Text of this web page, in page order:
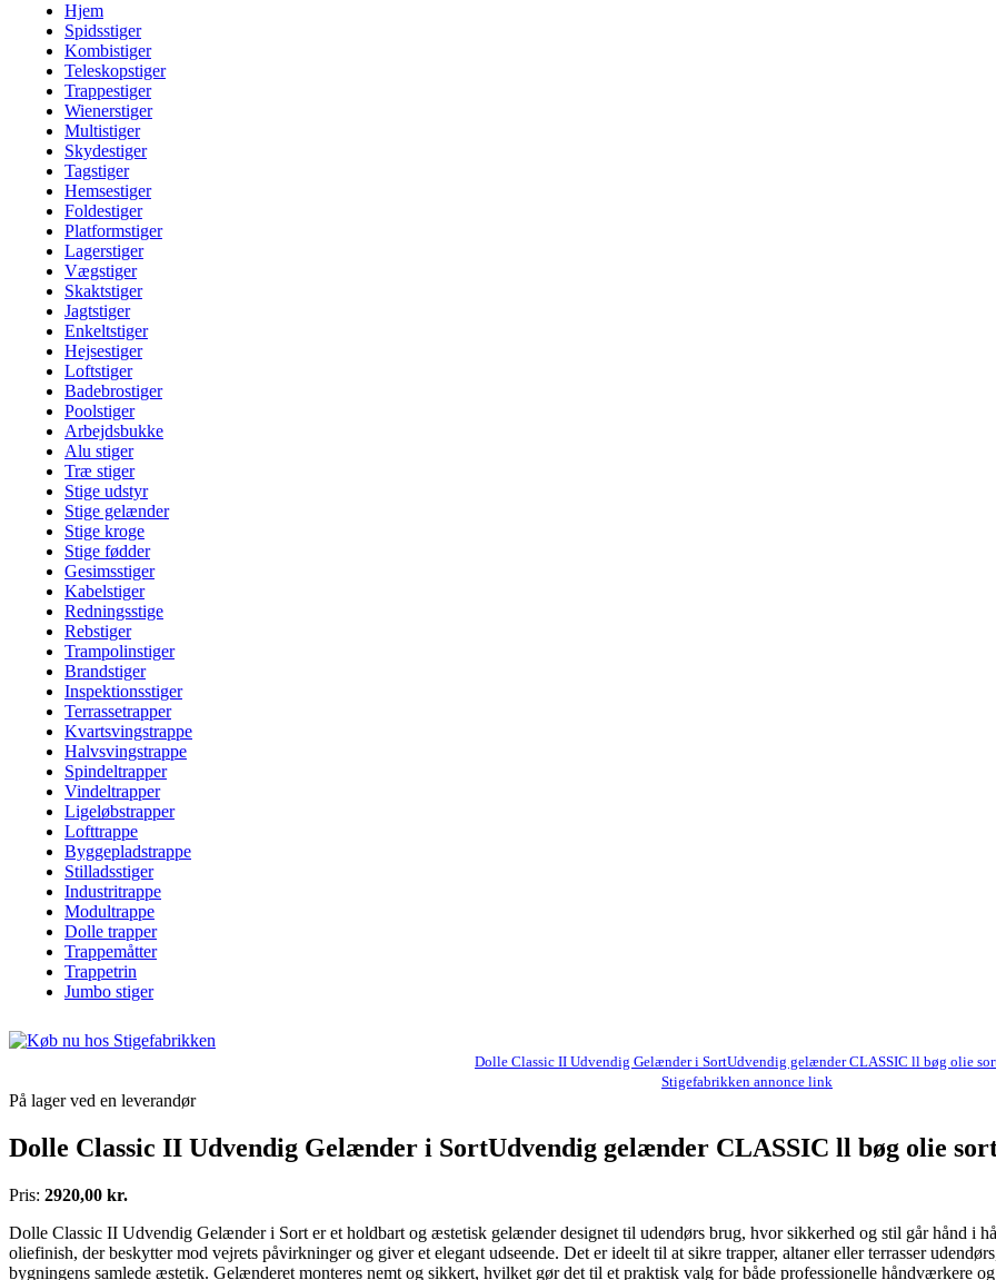
Hjem
Spidsstiger
Kombistiger
Teleskopstiger
Trappestiger
Wienerstiger
Multistiger
Skydestiger
Tagstiger
Hemsestiger
Foldestiger
Platformstiger
Lagerstiger
Vægstiger
Skaktstiger
Jagtstiger
Enkeltstiger
Hejsestiger
Loftstiger
Badebrostiger
Poolstiger
Arbejdsbukke
Alu stiger
Træ stiger
Stige udstyr
Stige gelænder
Stige kroge
Stige fødder
Gesimsstiger
Kabelstiger
Redningsstige
Rebstiger
Trampolinstiger
Brandstiger
Inspektionsstiger
Terrassetrapper
Kvartsvingstrappe
Halvsvingstrappe
Spindeltrapper
Vindeltrapper
Ligeløbstrapper
Lofttrappe
Byggepladstrappe
Stilladsstiger
Industritrappe
Modultrappe
Dolle trapper
Trappemåtter
Trappetrin
Jumbo stiger
Dolle Classic II Udvendig Gelænder i SortUdvendig gelænder CLASSIC ll bøg olie
Stigefabrikken annonce link
På lager ved en leverandør
Dolle Classic II Udvendig Gelænder i SortUdvendig gelænder CLASSIC ll bøg olie
Pris: 2920,00 kr.
Dolle Classic II Udvendig Gelænder i Sort er et holdbart og æstetisk gelænder designet til udendørs brug, hvor sikkerhed og stil går hånd i
oliefinish, der beskytter mod vejrets påvirkninger og giver et elegant udseende. Det er ideelt til at sikre trapper, altaner eller terrasser
bygningens samlede æstetik. Gelænderet monteres nemt og sikkert, hvilket gør det til et praktisk valg for både professionelle håndværkere